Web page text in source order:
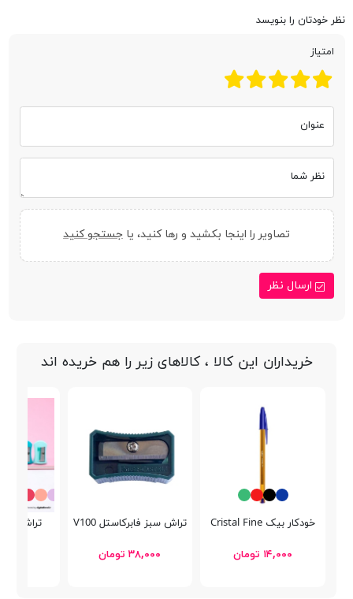
نظر خودتان را بنویسد
امتیاز
عنوان
نظر شما
تصاویر را اینجا بکشید و رها کنید، یا جستجو کنید
ارسال نظر
خریداران این کالا ، کالاهای زیر را هم خریده اند
خودکار بیک Cristal Fine
۱۴,۰۰۰ تومان
تراش سبز فابرکاستل LV100
۳۸,۰۰۰ تومان
تراش Stylish Candy